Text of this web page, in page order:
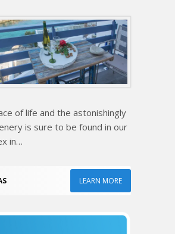
of life and the astonishingly
is sure to be found in our
in…
LEARN MORE